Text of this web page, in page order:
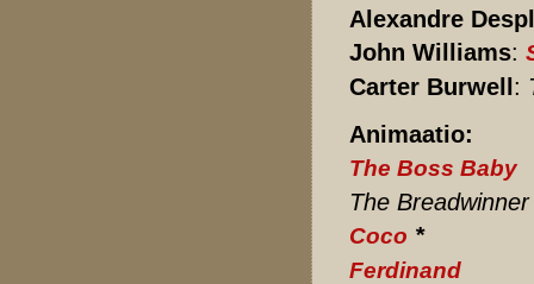
Alexandre
John Williams:
Carter Burwell:
Animaatio:
The Boss Baby
The Breadwinner
Coco *
Ferdinand